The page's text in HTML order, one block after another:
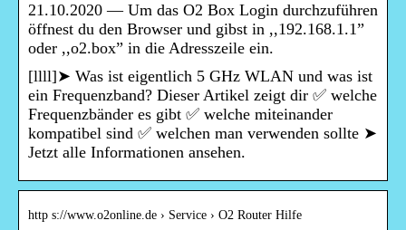
21.10.2020 — Um das O2 Box Login durchzuführen
öffnest du den Browser und gibst in ,,192.168.1.1”
oder ,,o2.box” in die Adresszeile ein.
[llll]➤ Was ist eigentlich 5 GHz WLAN und was ist
ein Frequenzband? Dieser Artikel zeigt dir ✅ welche
Frequenzbänder es gibt ✅ welche miteinander
kompatibel sind ✅ welchen man verwenden sollte ➤
Jetzt alle Informationen ansehen.
http s://www.o2online.de › Service › O2 Router Hilfe